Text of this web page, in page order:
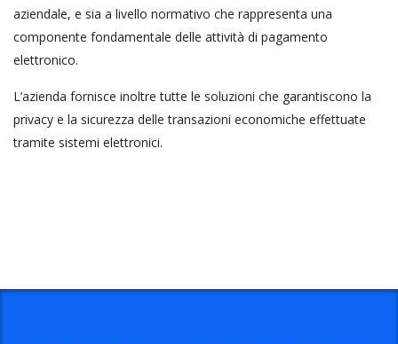
aziendale, e sia a livello normativo che rappresenta una
componente fondamentale delle attività di pagamento
elettronico.
L’azienda fornisce inoltre tutte le soluzioni che garantiscono la
privacy e la sicurezza delle transazioni economiche effettuate
tramite sistemi elettronici.